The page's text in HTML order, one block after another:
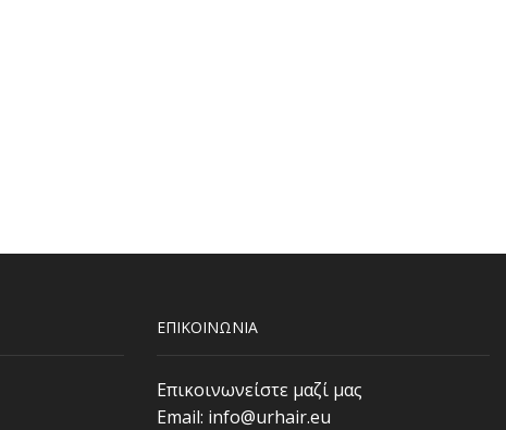
ΕΠΙΚΟΙΝΩΝΙΑ
Επικοινωνείστε μαζί μας
Email: info@urhair.eu